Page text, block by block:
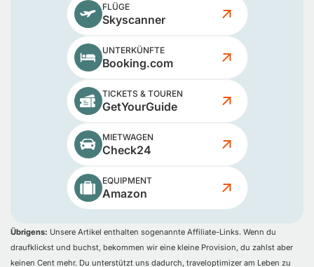
FLÜGE
Skyscanner
UNTERKÜNFTE
Booking.com
TICKETS & TOUREN
GetYourGuide
MIETWAGEN
Check24
EQUIPMENT
Amazon
Übrigens: Unsere Artikel enthalten sogenannte Affiliate-Links. Wenn du
draufklickst und buchst, bekommen wir eine kleine Provision, du zahlst aber
keinen Cent mehr. Du unterstützt uns dadurch, traveloptimizer am Leben zu